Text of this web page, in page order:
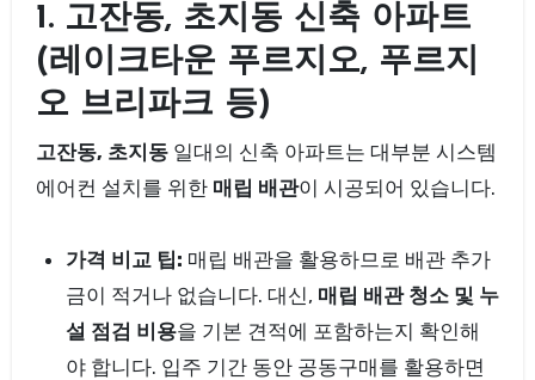
1. 고잔동, 초지동 신축 아파트
(레이크타운 푸르지오, 푸르지
오 브리파크 등)
고잔동, 초지동일대의 신축 아파트는 대부분 시스템
에어컨 설치를 위한 매립 배관이 시공되어 있습니다.
가격 비교 팁: 매립 배관을 활용하므로 배관 추가
금이 적거나 없습니다. 대신, 매립 배관 청소 및 누
설 점검 비용을 기본 견적에 포함하는지 확인해
야 합니다. 입주 기간 동안 공동구매를 활용하면